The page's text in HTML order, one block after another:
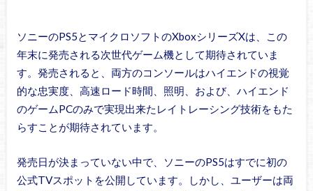
ソニーのPS5とマイクロソフトのXboxシリーズXは、この
年末に発売される次世代ゲーム機として期待されていま
す。発売されると、両方のコンソールはハイエンドの視覚
的な忠実度、高速ロード時間、照明、および、ハイエンド
のゲームPCのみで実現出来たレイトレーシング技術をもた
らすことが期待されています。
発売日が決まっていない中で、ソニーのPS5はすでに初の
公式TVスポットを公開しています。しかし、ユーザーは両